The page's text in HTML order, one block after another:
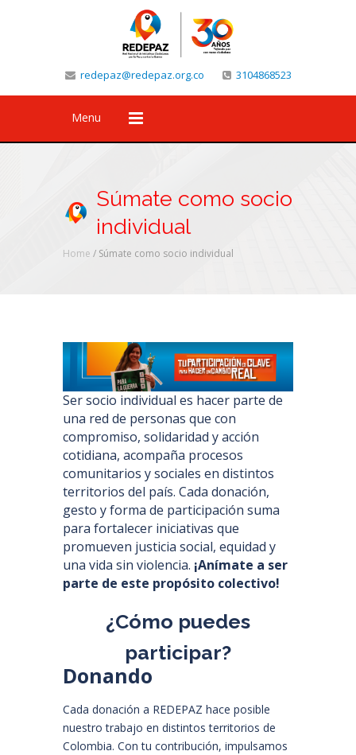
redepaz@redepaz.org.co 3104868523
Menu
Súmate como socio
individual
Home / Súmate como socio individual
Ser socio individual es hacer parte de
una red de personas que con
compromiso, solidaridad y acción
cotidiana, acompaña procesos
comunitarios y sociales en distintos
territorios del país. Cada donación,
gesto y forma de participación suma
para fortalecer iniciativas que
promueven justicia social, equidad y
una vida sin violencia. ¡Anímate a ser
parte de este propósito colectivo!
¿Cómo puedes
participar?
Donando
Cada donación a REDEPAZ hace posible
nuestro trabajo en distintos territorios de
Colombia. Con tu contribución, impulsamos